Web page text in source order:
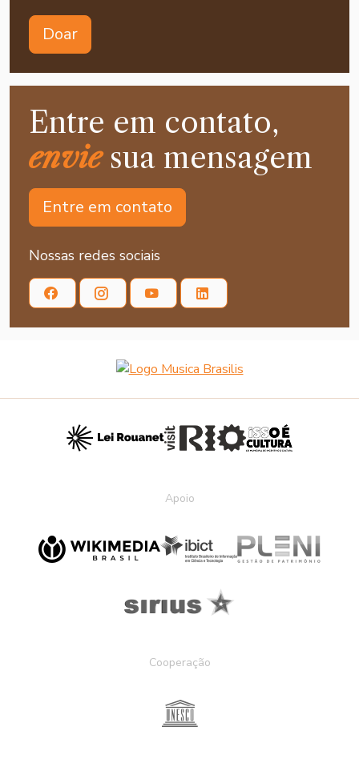
Doar
Entre em contato,
enviesua mensagem
Entre em contato
Nossas redes sociais
Apoio
Cooperação